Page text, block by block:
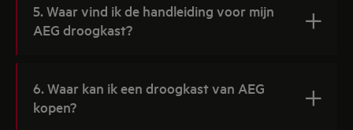
5. Waar vind ik de handleiding voor mijn
AEG droogkast?
6. Waar kan ik een droogkast van AEG
kopen?